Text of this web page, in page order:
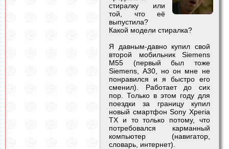
стиралку или
той, что её
выпустила?
Какой модели стиралка?
Я давным-давно купил свой
второй мобильник Siemens
M55 (первый был тоже
Siemens, A30, но он мне не
понравился и я быстро его
сменил). Работает до сих
пор. Только в этом году для
поездки за границу купил
новый смартфон Sony Xperia
TX и то только потому, что
потребовался карманный
компьютер (навигатор,
словарь, интернет).